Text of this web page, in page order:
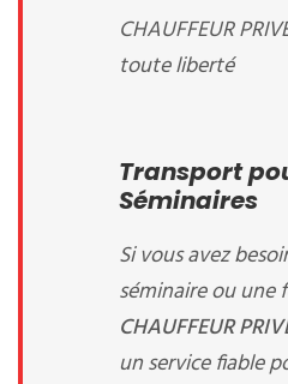
CHAUFFEUR
toute liberté
Transport
Séminaires
Si vous avez
séminaire ou
CHAUFFEUR
un service fiable